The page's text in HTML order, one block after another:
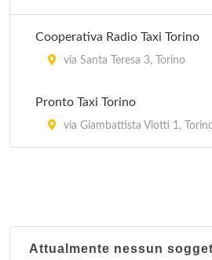
Cooperativa Radio Taxi Torino
via Santa Teresa 3, Torino
Pronto Taxi Torino
via Giambattista Viotti 1,
Attualmente nessun